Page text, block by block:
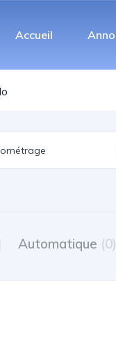
Accueil
Automatique (0)